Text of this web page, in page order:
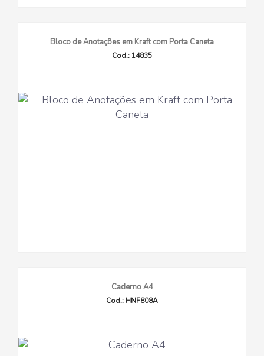
Bloco de Anotações em Kraft com Porta Caneta
Cod.: 14835
Caderno A4
Cod.: HNF808A